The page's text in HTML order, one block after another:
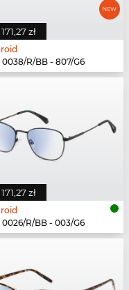
171,27 zł
0038/R/BB - 807/G6
171,27 zł
0026/R/BB - 003/G6